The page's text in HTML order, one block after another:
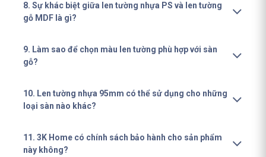
8. Sự khác biệt giữa len tường nhựa PS và len tường
gỗ MDF là gì?
9. Làm sao để chọn màu len tường phù hợp với sàn
gỗ?
10. Len tường nhựa 95mm có thể sử dụng cho những
loại sàn nào khác?
11. 3K Home có chính sách bảo hành cho sản phẩm
này không?